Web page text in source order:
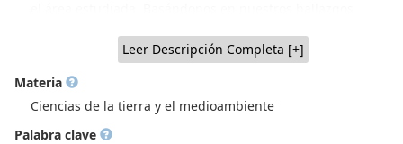
fundamental para los desembarques pesqueros, una zona
que se alinea con su estatus como la principal fuente de
migrantes dentro del área de estudio. Por lo tanto, priorizar
los esfuerzos de gestión en esta zona es crucial para la
sostenibilidad de la pesquería (2024-07-22)
Leer Descripción Completa [+]
Materia
Ciencias de la tierra y el medioambiente
Palabra clave